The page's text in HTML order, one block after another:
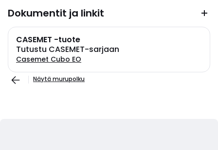
Dokumentit ja linkit
CASEMET -tuote
Tutustu CASEMET-sarjaan
Casemet Cubo EO
Näytä murupolku